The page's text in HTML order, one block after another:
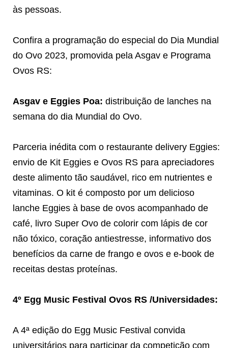
às pessoas.
Confira a programação do especial do Dia Mundial
do Ovo 2023, promovida pela Asgav e Programa
Ovos RS:
Asgav e Eggies Poa: distribuição de lanches na
semana do dia Mundial do Ovo.
Parceria inédita com o restaurante delivery Eggies:
envio de Kit Eggies e Ovos RS para apreciadores
deste alimento tão saudável, rico em nutrientes e
vitaminas. O kit é composto por um delicioso
lanche Eggies à base de ovos acompanhado de
café, livro Super Ovo de colorir com lápis de cor
não tóxico, coração antiestresse, informativo dos
benefícios da carne de frango e ovos e e-book de
receitas destas proteínas.
4º Egg Music Festival Ovos RS /Universidades:
A 4ª edição do Egg Music Festival convida
universitários para participar da competição com